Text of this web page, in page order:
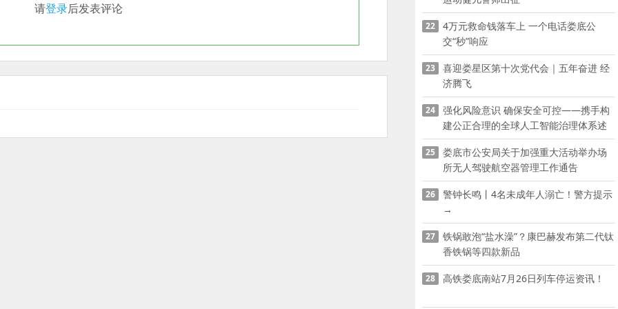
请登录后发表评论
22
4万元救命钱落车上 一个电话娄底公
交“秒”响应
23
喜迎娄星区第十次党代会｜五年奋进 经
济腾飞
24
强化风险意识 确保安全可控——携手构
建公正合理的全球人工智能治理体系述
评之二
25
娄底市公安局关于加强重大活动举办场
所无人驾驶航空器管理工作通告
26
警钟长鸣丨4名未成年人溺亡！警方提示
→
27
铁锅敢泡“盐水澡”？康巴赫发布第二代钛
香铁锅等四款新品
28 高铁娄底南站7月26日列车停运资讯！